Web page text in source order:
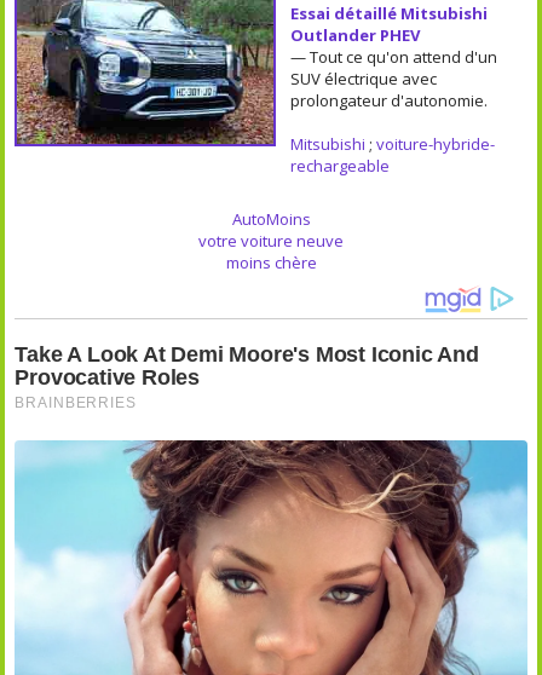
Essai détaillé Mitsubishi
Outlander PHEV
— Tout ce qu'on attend d'un
SUV électrique avec
prolongateur d'autonomie.
Mitsubishi ; voiture-hybride-
rechargeable
AutoMoins
votre voiture neuve
moins chère